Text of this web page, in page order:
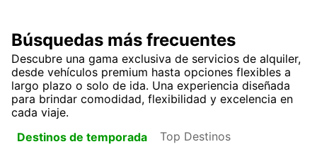
Búsquedas más frecuentes
Descubre una gama exclusiva de servicios de alquiler,
desde vehículos premium hasta opciones flexibles a
largo plazo o solo de ida. Una experiencia diseñada
para brindar comodidad, flexibilidad y excelencia en
cada viaje.
Destinos de temporada
Top Destinos